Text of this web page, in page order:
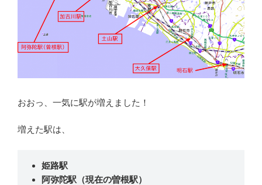
おおっ、一気に駅が増えました！
増えた駅は、
姫路駅
阿弥陀駅（現在の曽根駅）